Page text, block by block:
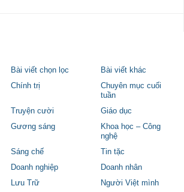
Bài viết chọn lọc
Bài viết khác
Chính trị
Chuyên mục cuối
tuần
Truyện cười
Giáo dục
Gương sáng
Khoa học – Công
nghệ
Sáng chế
Tin tặc
Doanh nghiệp
Doanh nhân
Lưu Trữ
Người Việt mình